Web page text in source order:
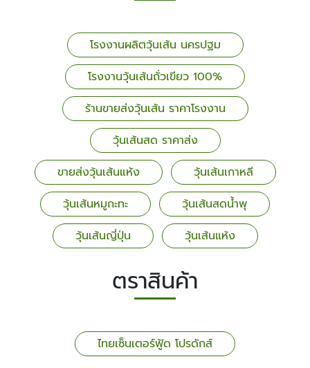
โรงงานผลิตวุ้นเส้น นครปฐม
โรงงานวุ้นเส้นถั่วเขียว 100%
ร้านขายส่งวุ้นเส้น ราคาโรงงาน
วุ้นเส้นสด ราคาส่ง
ขายส่งวุ้นเส้นแห้ง
วุ้นเส้นเกาหลี
วุ้นเส้นหมูกะทะ
วุ้นเส้นสดน้ำพุ
วุ้นเส้นญี่ปุ่น
วุ้นเส้นแห้ง
ตราสินค้า
ไทยเซ็นเตอร์ฟู้ด โปรดักส์